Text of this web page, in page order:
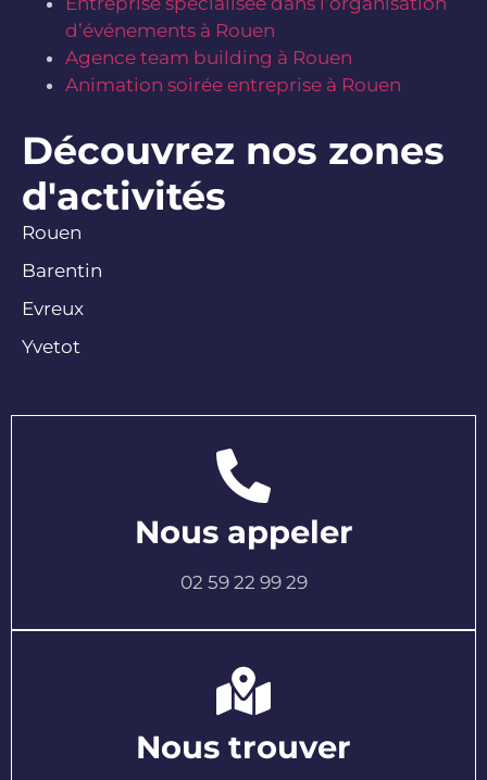
d’événements à Rouen
Agence team building à Rouen
Animation soirée entreprise à Rouen
Découvrez nos zones
d'activités
Rouen
Barentin
Evreux
Yvetot
Nous appeler
02 59 22 99 29
Nous trouver